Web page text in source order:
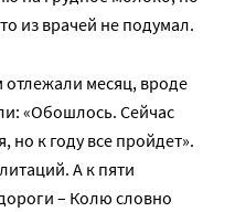
из врачей не подумал.
месяц, вроде
«Обошлось. Сейчас
но к году все пройдет».
А к пяти
– Колю словно